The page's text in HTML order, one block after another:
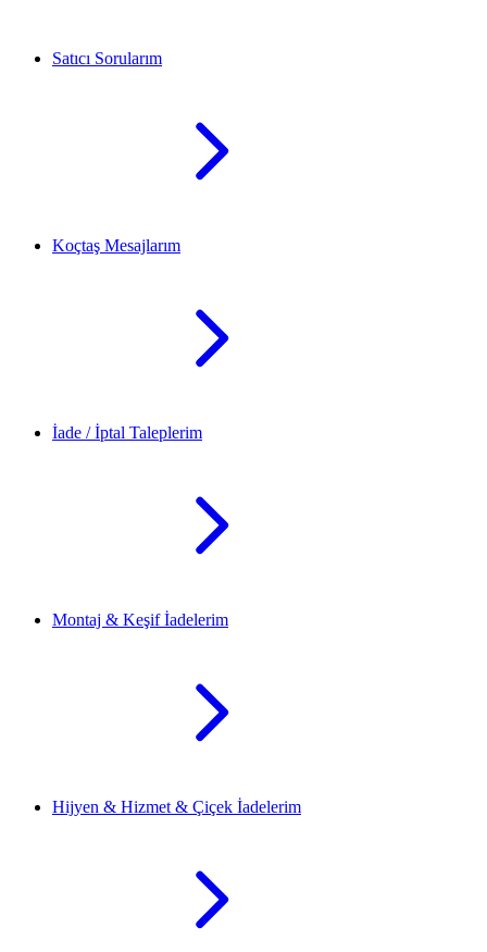
Satıcı Sorularım
Koçtaş Mesajlarım
İade / İptal Taleplerim
Montaj & Keşif İadelerim
Hijyen & Hizmet & Çiçek İadelerim